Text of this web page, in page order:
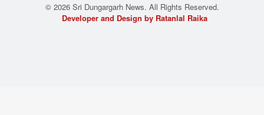
© 2026 Sri Dungargarh News. All Rights Reserved.
Developer and Design by Ratanlal Raika